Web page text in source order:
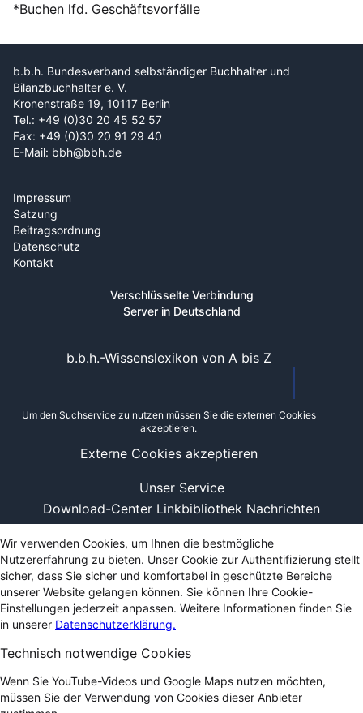
*Buchen lfd. Geschäftsvorfälle
b.b.h. Bundesverband selbständiger Buchhalter und
Bilanzbuchhalter e. V.
Kronenstraße 19, 10117 Berlin
Tel.: +49 (0)30 20 45 52 57
Fax: +49 (0)30 20 91 29 40
E-Mail: bbh@bbh.de
Impressum
Satzung
Beitragsordnung
Datenschutz
Kontakt
Verschlüsselte Verbindung
Server in Deutschland
Unser Service
Download-Center Linkbibliothek Nachrichten
b.b.h.-Wissenslexikon von A bis Z
Um den Suchservice zu nutzen müssen Sie die externen Cookies
akzeptieren.
Externe Cookies akzeptieren
Wir verwenden Cookies, um Ihnen die bestmögliche
Nutzererfahrung zu bieten. Unser Cookie zur Authentifizierung stellt
sicher, dass Sie sicher und komfortabel in geschützte Bereiche
unserer Website gelangen können. Sie können Ihre Cookie-
Einstellungen jederzeit anpassen. Weitere Informationen finden Sie
in unserer Datenschutzerklärung.
Technisch notwendige Cookies
Wenn Sie YouTube-Videos und Google Maps nutzen möchten,
müssen Sie der Verwendung von Cookies dieser Anbieter